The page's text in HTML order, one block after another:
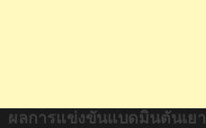
ผลการแข่งขันแบดมินตันเย